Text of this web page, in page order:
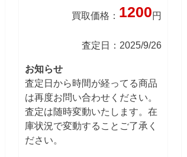
買取価格： 1200円
査定日：2025/9/26
お知らせ
査定日から時間が経ってる商品
は再度お問い合わせください。
査定は随時変動いたします。在
庫状況で変動することご了承く
ださい。